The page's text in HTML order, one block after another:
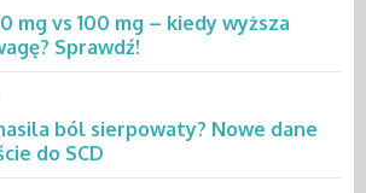
mg vs 100 mg – kiedy wyższa
Sprawdź!
ból sierpowaty? Nowe dane
do SCD